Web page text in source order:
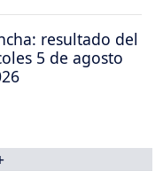
resultado del
5 de agosto